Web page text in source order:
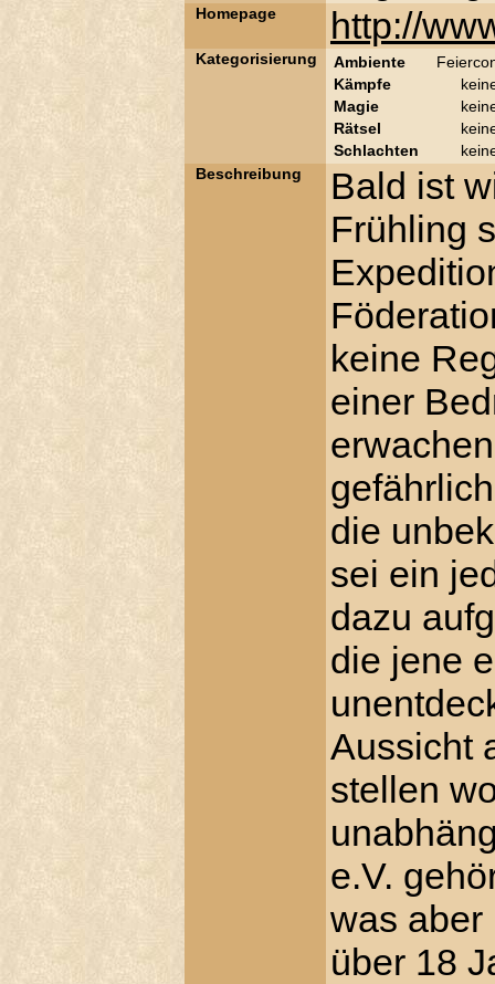
Homepage http://
Kategorisierung Ambiente
Kämpfe
Magie
Rätsel
Schlachten
Beschreibung
Bald ist
Frühling
keine
einer
die
sei ein
dazu
die jene
Aussicht
stellen
e.V.
was aber
über 18